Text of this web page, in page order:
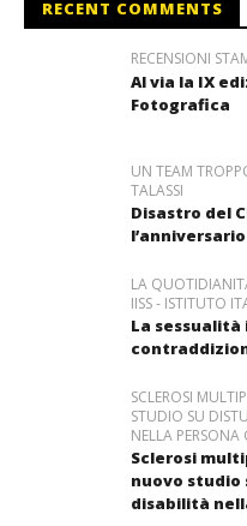
RECENT COMMENTS
RECENSIONI
Al via la IX
Fotografica
UN TEAM
TALASSI
Disastro del
LA
IISS - ISTITUTO
La sessualità
SCLEROSI
STUDIO SU
NELLA
Sclerosi
nuovo studio
disabilità